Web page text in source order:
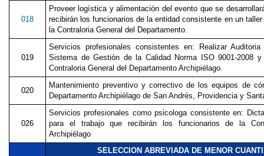
018
Proveer logística y alimentación del evento que se
recibirán los funcionarios de la entidad consistente en un
la Contraloria General del Departamento.
019
Servicios profesionales consistentes en: Realizar
Sistema de Gestión de la Calidad Norma ISO 9001-2008
Contraloria General del Departamento Archipiélago.
020
Mantenimiento preventivo y correctivo de los equipos de
Departamento Archipiélago de San Andrés, Providencia y
026
Servicios profesionales como psicologa consistente en:
para el trabajo que recibirán los funcionarios de la
Archipiélago
SELECCION ABREVIADA DE MENOR